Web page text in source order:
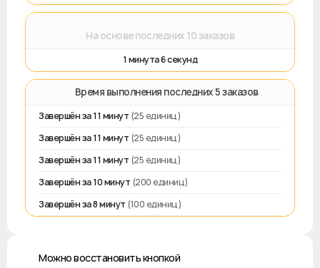
На основе последних 10 заказов
1 минута 6 секунд
⏱️ Время выполнения последних 5 заказов
Завершён за 11 минут (25 единиц)
Завершён за 11 минут (25 единиц)
Завершён за 11 минут (25 единиц)
Завершён за 10 минут (200 единиц)
Завершён за 8 минут (100 единиц)
✅ Можно восстановить кнопкой